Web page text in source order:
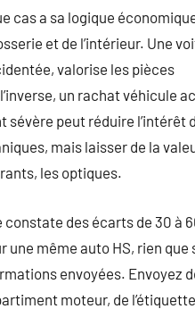
cas a sa logique
et de l’intérieur. Une
valorise les pièces
un rachat véhicule
sévère peut réduire l’intérêt
mais laisser de la
les optiques.
constate des écarts de 30 à
une même auto HS, rien que
envoyées. Envoyez
moteur, de